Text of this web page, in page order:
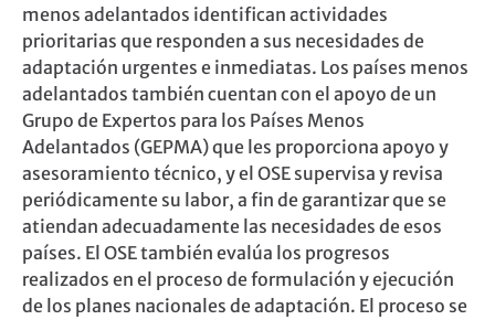
menos adelantados identifican actividades
prioritarias que responden a sus necesidades de
adaptación urgentes e inmediatas. Los países menos
adelantados también cuentan con el apoyo de un
Grupo de Expertos para los Países Menos
Adelantados (GEPMA) que les proporciona apoyo y
asesoramiento técnico, y el OSE supervisa y revisa
periódicamente su labor, a fin de garantizar que se
atiendan adecuadamente las necesidades de esos
países. El OSE también evalúa los progresos
realizados en el proceso de formulación y ejecución
de los planes nacionales de adaptación. El proceso se